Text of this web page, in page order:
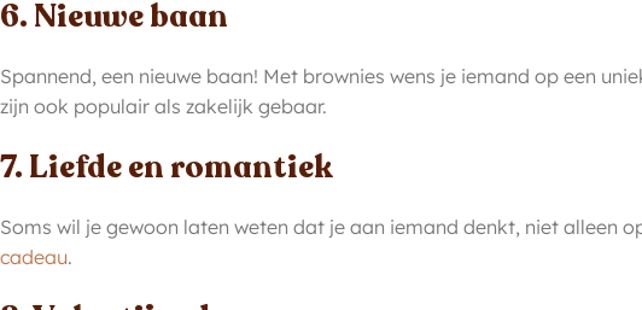
6. Nieuwe baan
Spannend, een nieuwe baan! Met brownies wens je iemand op een
zijn ook populair als zakelijk gebaar.
7. Liefde en romantiek
Soms wil je gewoon laten weten dat je aan iemand denkt, niet alleen
cadeau.